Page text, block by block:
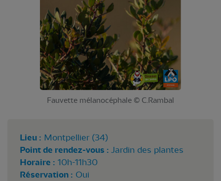
Fauvette mélanocéphale © C.Rambal
Lieu : Montpellier (34)
Point de rendez-vous : Jardin des plantes
Horaire : 10h-11h30
Réservation : Oui